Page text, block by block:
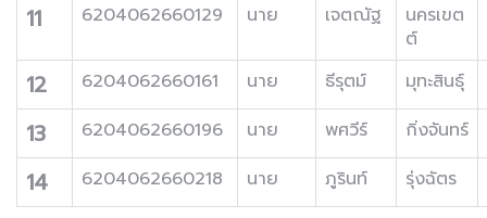
11 6204062660129 นาย เจตณัฐ
นครเขต
ต์
12 6204062660161 นาย ธีรุตม์ มุทะสินธุ์
13 6204062660196 นาย พศวีร์ กิ่งจันทร์
14 6204062660218 นาย ภูรินท์ รุ่งฉัตร